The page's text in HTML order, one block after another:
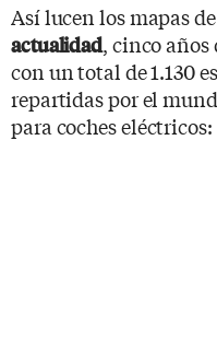
Así lucen los mapas
actualidad, cinco años
con un total de 1.130
repartidas por el
para coches eléctricos: